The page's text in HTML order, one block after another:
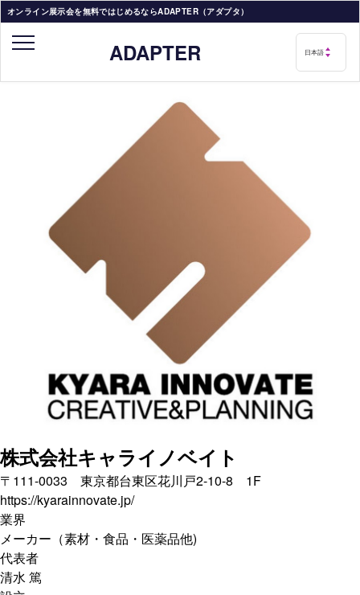
オンライン展示会を無料ではじめるならADAPTER（アダプタ）
ADAPTER
株式会社キャライノベイト
〒111-0033 東京都台東区花川戸2-10-8 1F
https://kyarainnovate.jp/
業界
メーカー（素材・食品・医薬品他)
代表者
清水 篤